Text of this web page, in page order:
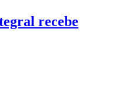
recebe